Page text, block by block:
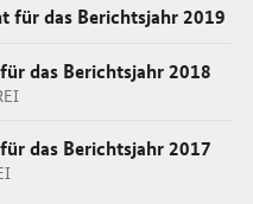
für das Berichtsjahr 2019
das Berichtsjahr 2018
das Berichtsjahr 2017